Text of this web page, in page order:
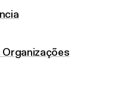
Organizações